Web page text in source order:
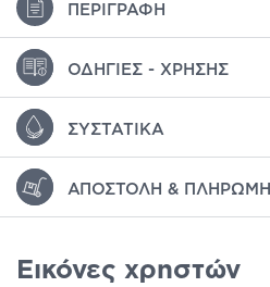
ΠΕΡΙΓΡΑΦΉ
ΟΔΗΓΊΕΣ - ΧΡΉΣΗΣ
ΣΥΣΤΑΤΙΚΆ
ΑΠΟΣΤΟΛΉ & ΠΛΗΡΩΜΉ
Εικόνες χρηστών